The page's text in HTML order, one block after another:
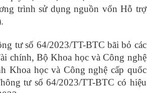
trình sử dụng nguồn vốn Hỗ trợ
tư số 64/2023/TT-BTC bãi bỏ các
chính, Bộ Khoa học và Công nghệ
Khoa học và Công nghệ cấp quốc
tư số 64/2023/TT-BTC có hiệu